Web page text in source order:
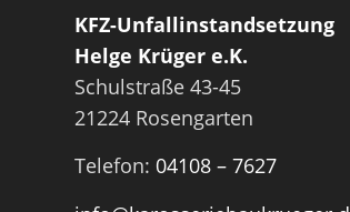
KFZ-Unfallinstandsetzung
Helge Krüger e.K.
Schulstraße 43-45
21224 Rosengarten
Telefon: 04108 – 7627